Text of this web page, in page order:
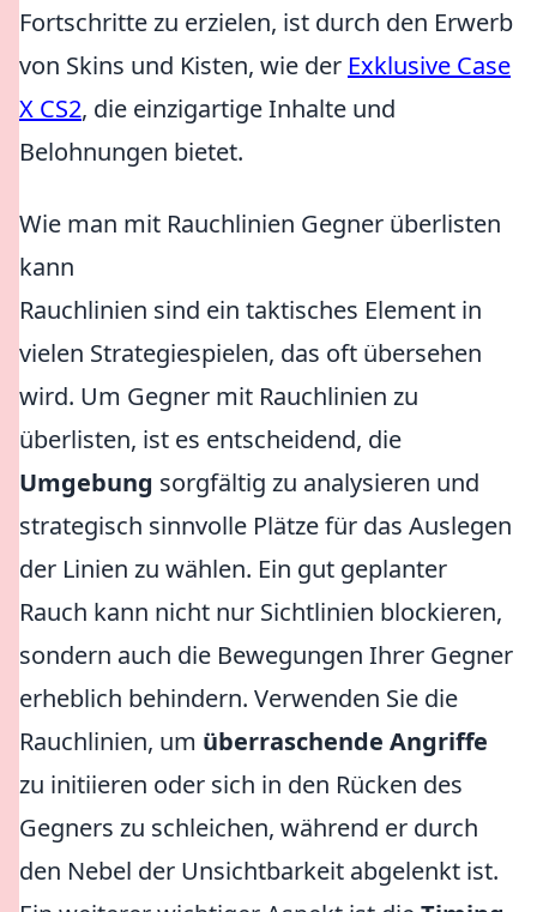
Fortschritte zu erzielen, ist durch den Erwerb
von Skins und Kisten, wie der Exklusive Case
X CS2, die einzigartige Inhalte und
Belohnungen bietet.
Wie man mit Rauchlinien Gegner überlisten
kann
Rauchlinien sind ein taktisches Element in
vielen Strategiespielen, das oft übersehen
wird. Um Gegner mit Rauchlinien zu
überlisten, ist es entscheidend, die
Umgebung sorgfältig zu analysieren und
strategisch sinnvolle Plätze für das Auslegen
der Linien zu wählen. Ein gut geplanter
Rauch kann nicht nur Sichtlinien blockieren,
sondern auch die Bewegungen Ihrer Gegner
erheblich behindern. Verwenden Sie die
Rauchlinien, um überraschende Angriffe
zu initiieren oder sich in den Rücken des
Gegners zu schleichen, während er durch
den Nebel der Unsichtbarkeit abgelenkt ist.